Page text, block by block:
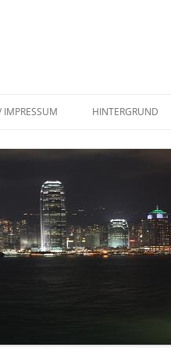
IMPRESSUM HINTERGRUND